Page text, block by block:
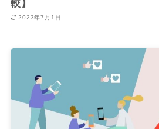
較】
2023年7月1日